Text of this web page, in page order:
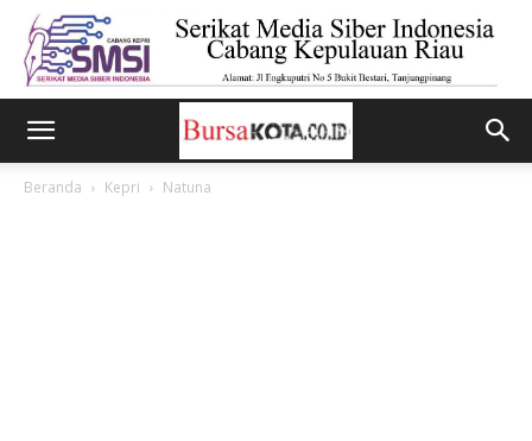
Beranda Kepri Natuna